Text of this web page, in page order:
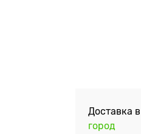
Доставка в
город